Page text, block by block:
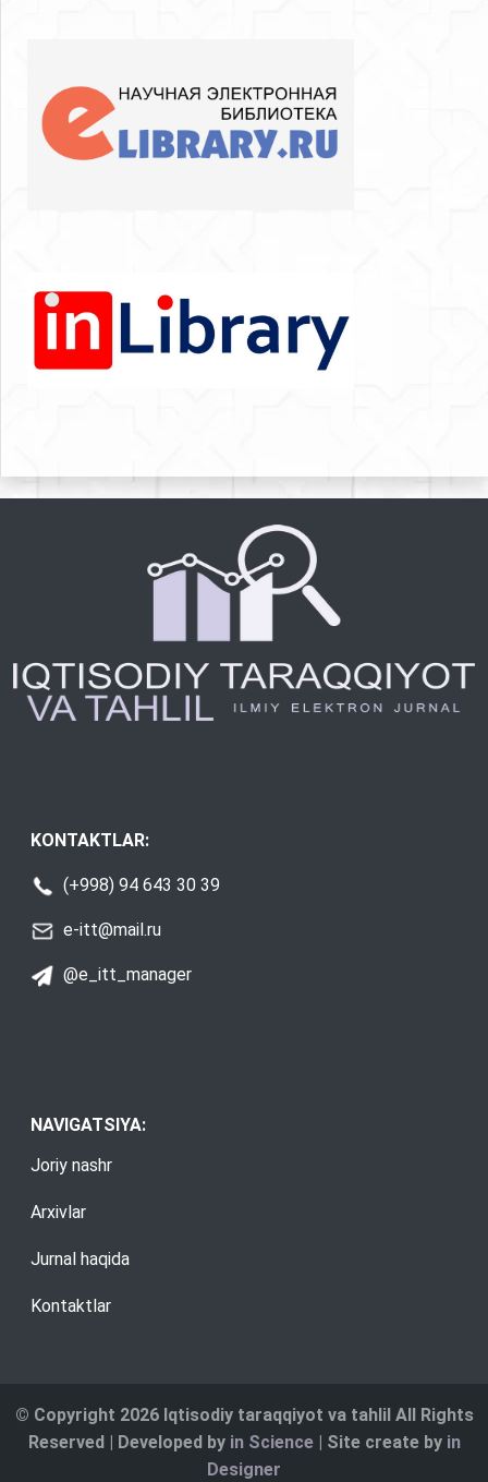
KONTAKTLAR:
(+998) 94 643 30 39
e-itt@mail.ru
@e_itt_manager
NAVIGATSIYA:
Joriy nashr
Arxivlar
Jurnal haqida
Kontaktlar
© Copyright 2026 Iqtisodiy taraqqiyot va tahlil All Rights
Reserved | Developed by in Science| Site create by in
Designer